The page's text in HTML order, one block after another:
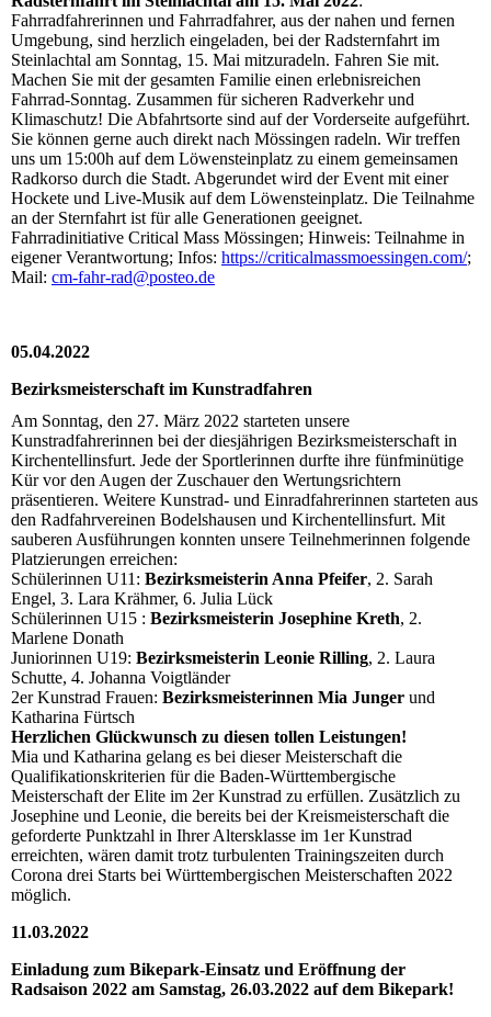
Fahrradfahrerinnen und Fahrradfahrer, aus der nahen und fernen
Umgebung, sind herzlich eingeladen, bei der Radsternfahrt im
Steinlachtal am Sonntag, 15. Mai mitzuradeln. Fahren Sie mit.
Machen Sie mit der gesamten Familie einen erlebnisreichen
Fahrrad-Sonntag. Zusammen für sicheren Radverkehr und
Klimaschutz! Die Abfahrtsorte sind auf der Vorderseite aufgeführt.
Sie können gerne auch direkt nach Mössingen radeln. Wir treffen
uns um 15:00h auf dem Löwensteinplatz zu einem gemeinsamen
Radkorso durch die Stadt. Abgerundet wird der Event mit einer
Hockete und Live-Musik auf dem Löwensteinplatz. Die Teilnahme
an der Sternfahrt ist für alle Generationen geeignet.
Fahrradinitiative Critical Mass Mössingen; Hinweis: Teilnahme in
eigener Verantwortung; Infos: https://criticalmassmoessingen.com/;
Mail: cm-fahr-rad@posteo.de
05.04.2022
Bezirksmeisterschaft im Kunstradfahren
Am Sonntag, den 27. März 2022 starteten unsere
Kunstradfahrerinnen bei der diesjährigen Bezirksmeisterschaft in
Kirchentellinsfurt. Jede der Sportlerinnen durfte ihre fünfminütige
Kür vor den Augen der Zuschauer den Wertungsrichtern
präsentieren. Weitere Kunstrad- und Einradfahrerinnen starteten aus
den Radfahrvereinen Bodelshausen und Kirchentellinsfurt. Mit
sauberen Ausführungen konnten unsere Teilnehmerinnen folgende
Platzierungen erreichen:
Schülerinnen U11: Bezirksmeisterin Anna Pfeifer, 2. Sarah
Engel, 3. Lara Krähmer, 6. Julia Lück
Schülerinnen U15 : Bezirksmeisterin Josephine Kreth, 2.
Marlene Donath
Juniorinnen U19: Bezirksmeisterin Leonie Rilling, 2. Laura
Schutte, 4. Johanna Voigtländer
2er Kunstrad Frauen: Bezirksmeisterinnen Mia Junger und
Katharina Fürtsch
Herzlichen Glückwunsch zu diesen tollen Leistungen!
Mia und Katharina gelang es bei dieser Meisterschaft die
Qualifikationskriterien für die Baden-Württembergische
Meisterschaft der Elite im 2er Kunstrad zu erfüllen. Zusätzlich zu
Josephine und Leonie, die bereits bei der Kreismeisterschaft die
geforderte Punktzahl in Ihrer Altersklasse im 1er Kunstrad
erreichten, wären damit trotz turbulenten Trainingszeiten durch
Corona drei Starts bei Württembergischen Meisterschaften 2022
möglich.
11.03.2022
Einladung zum Bikepark-Einsatz und Eröffnung der
Radsaison 2022 am Samstag, 26.03.2022 auf dem Bikepark!